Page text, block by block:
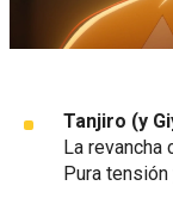
Tanjiro (y
La revancha
Pura